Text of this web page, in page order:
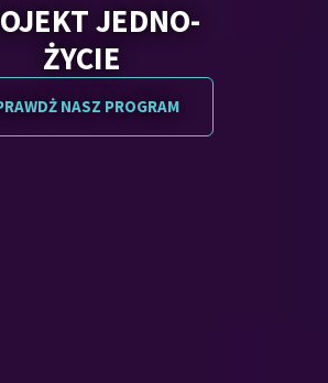
JEDNO-
ŻYCIE
NASZ PROGRAM